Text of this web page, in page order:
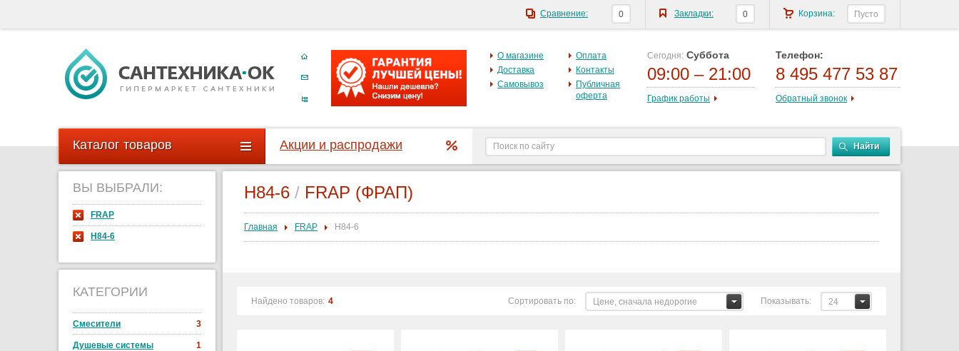
О магазине
Доставка
Самовывоз
Оплата
Контакты
Публичная
оферта
Сегодня: Суббота
09:00 – 21:00
График работы
Телефон:
8 495 477 53 87
Обратный звонок
Каталог товаров Акции и распродажи Найти
ВЫ ВЫБРАЛИ:
FRAP
H84-6
КАТЕГОРИИ
3
Смесители
1
Душевые системы
H84-6 / FRAP (ФРАП)
Главная FRAP H84-6
Найдено товаров: 4 Показывать: 24
Сортировать по: Цене, сначала недорогие
Корзина: Пусто
Закладки: 0
Сравнение: 0